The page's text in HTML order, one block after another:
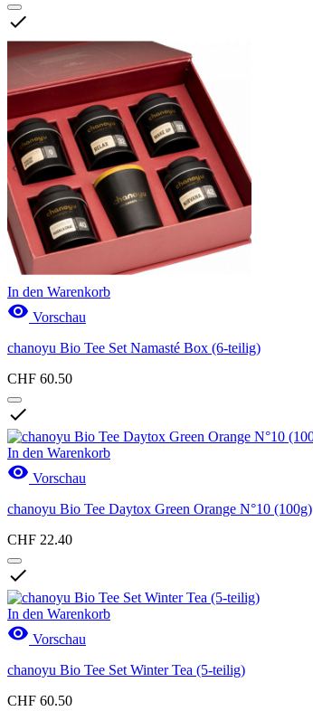

In den Warenkorb
 Vorschau
chanoyu Bio Tee Set Namasté Box (6-teilig)
CHF 60.50

In den Warenkorb
 Vorschau
chanoyu Bio Tee Daytox Green Orange N°10 (100g)
CHF 22.40

In den Warenkorb
 Vorschau
chanoyu Bio Tee Set Winter Tea (5-teilig)
CHF 60.50